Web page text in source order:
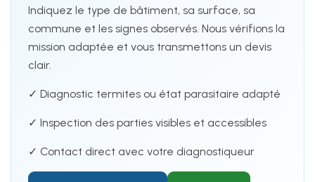
Indiquez le type de bâtiment, sa surface, sa
commune et les signes observés. Nous vérifions la
mission adaptée et vous transmettons un devis
clair.
✓ Diagnostic termites ou état parasitaire adapté
✓ Inspection des parties visibles et accessibles
✓ Contact direct avec votre diagnostiqueur